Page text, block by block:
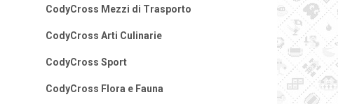
CodyCross Mezzi di Trasporto
CodyCross Arti Culinarie
CodyCross Sport
CodyCross Flora e Fauna